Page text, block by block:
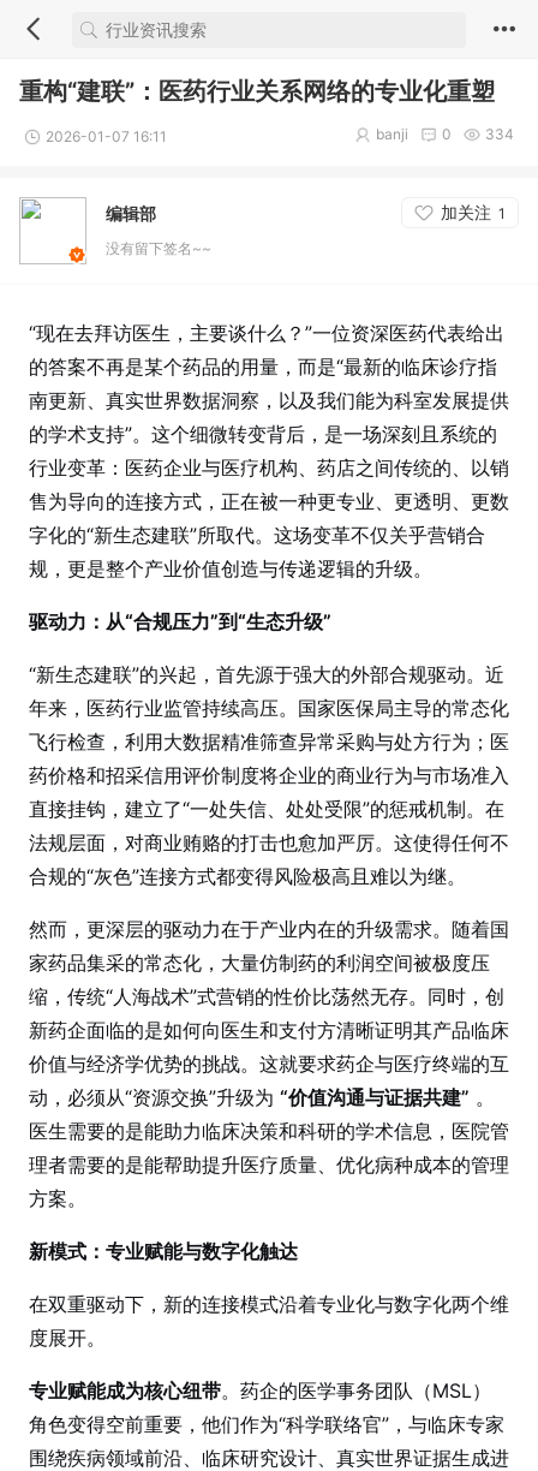
重构“建联”：医药行业关系网络的专业化重塑
2026-01-07 16:11 334
0
banji
编辑部 加关注 1
没有留下签名~~
“现在去拜访医生，主要谈什么？”一位资深医药代表给出
的答案不再是某个药品的用量，而是“最新的临床诊疗指
南更新、真实世界数据洞察，以及我们能为科室发展提供
的学术支持”。这个细微转变背后，是一场深刻且系统的
行业变革：医药企业与医疗机构、药店之间传统的、以销
售为导向的连接方式，正在被一种更专业、更透明、更数
字化的“新生态建联”所取代。这场变革不仅关乎营销合
规，更是整个产业价值创造与传递逻辑的升级。
驱动力：从“合规压力”到“生态升级”
“新生态建联”的兴起，首先源于强大的外部合规驱动。近
年来，医药行业监管持续高压。国家医保局主导的常态化
飞行检查，利用大数据精准筛查异常采购与处方行为；医
药价格和招采信用评价制度将企业的商业行为与市场准入
直接挂钩，建立了“一处失信、处处受限”的惩戒机制。在
法规层面，对商业贿赂的打击也愈加严厉。这使得任何不
合规的“灰色”连接方式都变得风险极高且难以为继。
然而，更深层的驱动力在于产业内在的升级需求。随着国
家药品集采的常态化，大量仿制药的利润空间被极度压
缩，传统“人海战术”式营销的性价比荡然无存。同时，创
新药企面临的是如何向医生和支付方清晰证明其产品临床
价值与经济学优势的挑战。这就要求药企与医疗终端的互
动，必须从“资源交换”升级为 “价值沟通与证据共建” 。
医生需要的是能助力临床决策和科研的学术信息，医院管
理者需要的是能帮助提升医疗质量、优化病种成本的管理
方案。
新模式：专业赋能与数字化触达
在双重驱动下，新的连接模式沿着专业化与数字化两个维
度展开。
专业赋能成为核心纽带。药企的医学事务团队（MSL）
角色变得空前重要，他们作为“科学联络官”，与临床专家
围绕疾病领域前沿、临床研究设计、真实世界证据生成进